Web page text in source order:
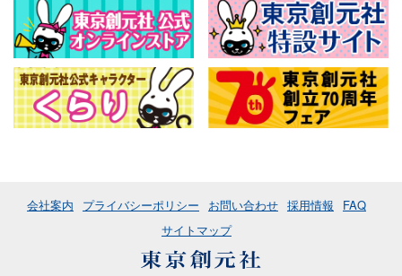
会社案内 プライバシーポリシー お問い合わせ 採用情報
FAQ
サイトマップ